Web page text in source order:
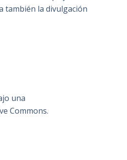
también la divulgación
una
Commons.